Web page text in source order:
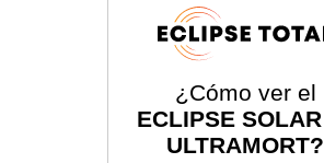
¿Cómo ver el
ECLIPSE SOLAR
ULTRAMORT?